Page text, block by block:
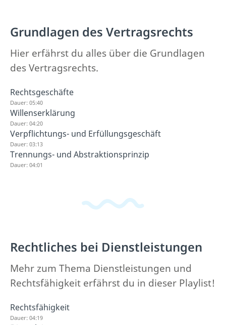
Grundlagen des Vertragsrechts
Hier erfährst du alles über die Grundlagen
des Vertragsrechts.
Rechtsgeschäfte
Dauer: 05:40
Willenserklärung
Dauer: 04:20
Verpflichtungs- und Erfüllungsgeschäft
Dauer: 03:13
Trennungs- und Abstraktionsprinzip
Dauer: 04:01
Rechtliches bei Dienstleistungen
Mehr zum Thema Dienstleistungen und
Rechtsfähigkeit erfährst du in dieser Playlist!
Rechtsfähigkeit
Dauer: 04:19